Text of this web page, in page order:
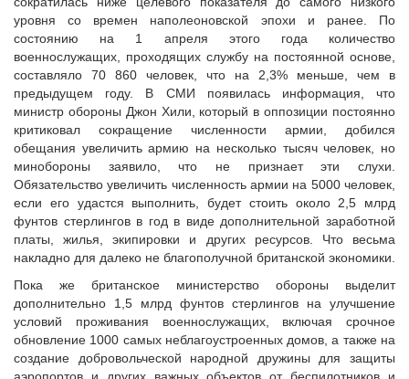
уровня со времен наполеоновской эпохи и ранее. По
состоянию на 1 апреля этого года количество
военнослужащих, проходящих службу на постоянной основе,
составляло 70 860 человек, что на 2,3% меньше, чем в
предыдущем году. В СМИ появилась информация, что
министр обороны Джон Хили, который в оппозиции постоянно
критиковал сокращение численности армии, добился
обещания увеличить армию на несколько тысяч человек, но
минобороны заявило, что не признает эти слухи.
Обязательство увеличить численность армии на 5000 человек,
если его удастся выполнить, будет стоить около 2,5 млрд
фунтов стерлингов в год в виде дополнительной заработной
платы, жилья, экипировки и других ресурсов. Что весьма
накладно для далеко не благополучной британской экономики.
Пока же британское министерство обороны выделит
дополнительно 1,5 млрд фунтов стерлингов на улучшение
условий проживания военнослужащих, включая срочное
обновление 1000 самых неблагоустроенных домов, а также на
создание добровольческой народной дружины для защиты